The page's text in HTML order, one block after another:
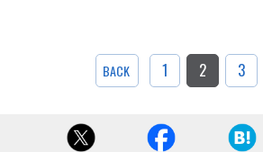
BACK 1 2 3